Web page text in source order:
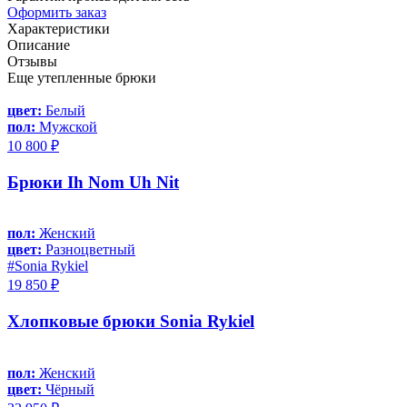
Оформить заказ
Характеристики
Описание
Отзывы
Еще утепленные брюки
цвет: Белый
пол: Мужской
10 800 ₽
Брюки Ih Nom Uh Nit
пол: Женский
цвет: Разноцветный
#Sonia Rykiel
19 850 ₽
Хлопковые брюки Sonia Rykiel
пол: Женский
цвет: Чёрный